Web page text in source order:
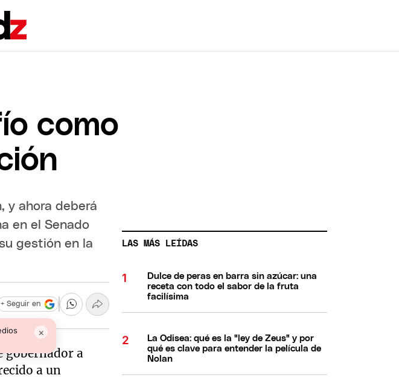
como
y ahora deberá
en el Senado
gestión en la
×
+ Seguir en
gobernador a
a un
LAS MÁS LEÍDAS
Dulce de peras en barra sin azúcar: una
receta con todo el sabor de la fruta
facilísima
La Odisea: qué es la "ley de Zeus" y por
qué es clave para entender la película de
Nolan